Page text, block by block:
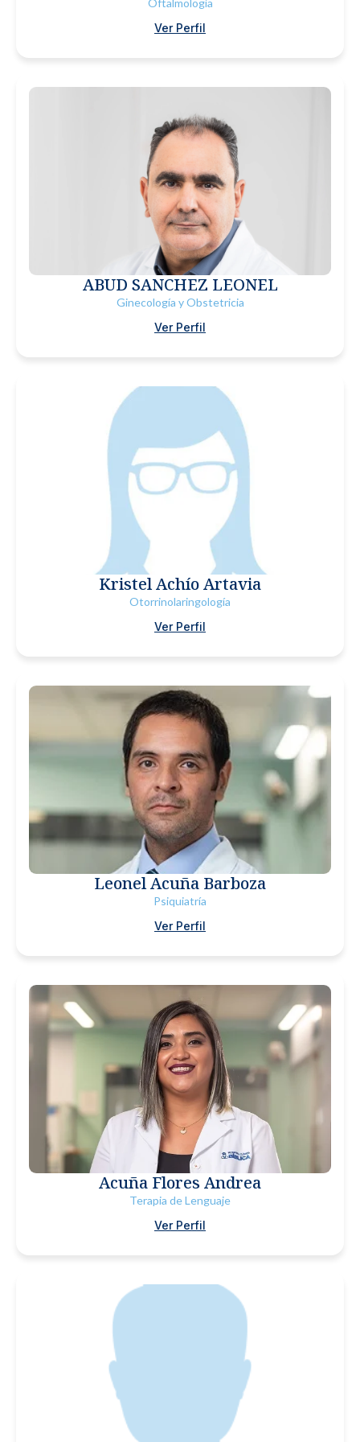
Oftalmología
Ver Perfil
ABUD SANCHEZ LEONEL
Ginecología y Obstetricia
Ver Perfil
Kristel Achío Artavia
Otorrinolaringología
Ver Perfil
Leonel Acuña Barboza
Psiquiatría
Ver Perfil
Acuña Flores Andrea
Terapia de Lenguaje
Ver Perfil